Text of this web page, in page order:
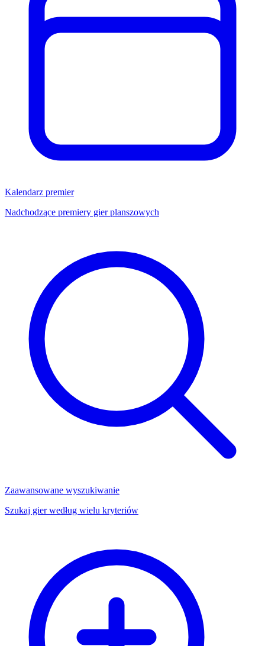
Kalendarz premier
Nadchodzące premiery gier planszowych
Zaawansowane wyszukiwanie
Szukaj gier według wielu kryteriów